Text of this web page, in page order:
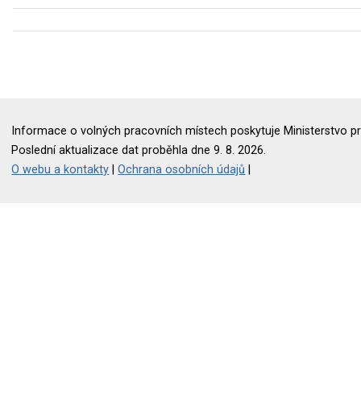
Informace o volných pracovních místech poskytuje Ministerstvo
Poslední aktualizace dat proběhla dne 9. 8. 2026.
O webu a kontakty |Ochrana osobních údajů